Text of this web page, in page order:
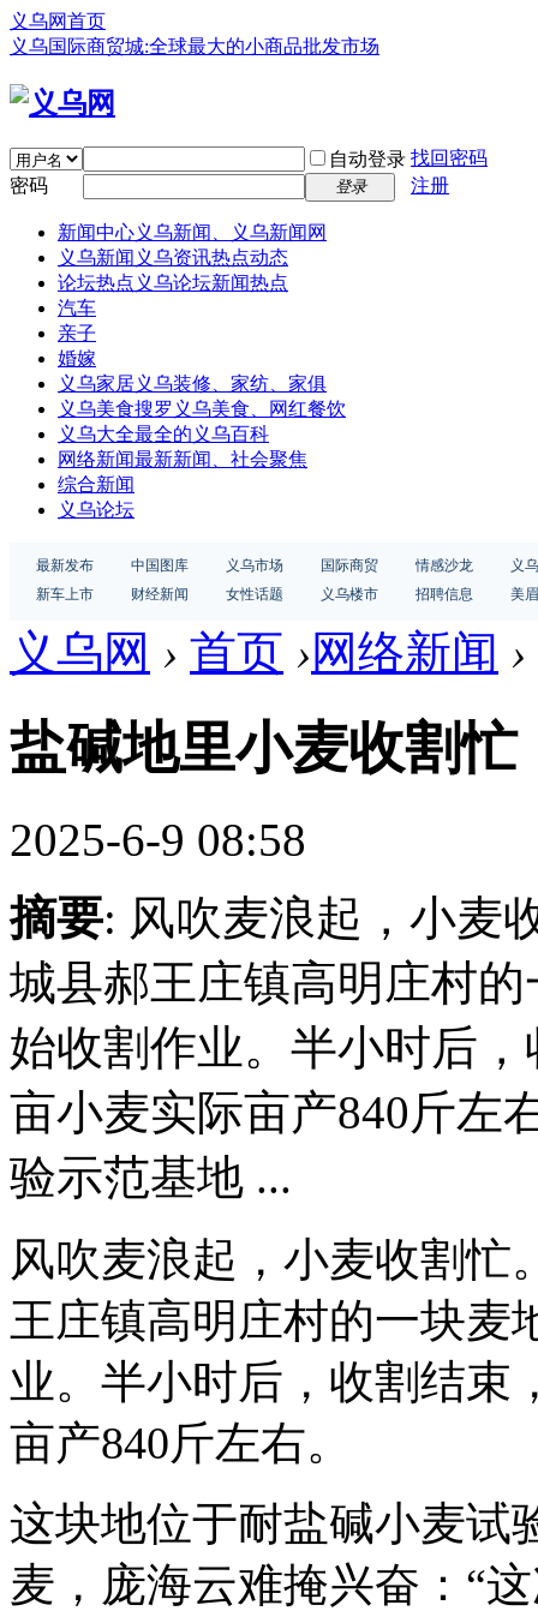
义乌网首页
义乌国际商贸城:全球最大的小商品批发市场
自动登录 找回密码
密码
登录 注册
新闻中心义乌新闻、义乌新闻网
义乌新闻 义乌资讯热点动态
论坛热点 义乌论坛新闻热点
汽车
亲子
婚嫁
义乌家居义乌装修、家纺、家俱
义乌美食搜罗义乌美食、网红餐饮
义乌大全最全的义乌百科
网络新闻最新新闻、社会聚焦
综合新闻
义乌论坛
最新发布 中国图库 义乌市场 国际商贸 情感沙龙
义
新车上市
财经新闻 女性话题 义乌楼市 招聘信息 美
义乌网 › 首页 ›网络新闻 ›
盐碱地里小麦收割忙
2025-6-9 08:58
摘要: 风吹麦浪起，小麦
城县郝王庄镇高明庄村
始收割作业。半小时后
亩小麦实际亩产840斤左
验示范基地 ...
风吹麦浪起，小麦收割忙
王庄镇高明庄村的一块麦
业。半小时后，收割结束
亩产840斤左右。
这块地位于耐盐碱小麦试
麦，庞海云难掩兴奋：“